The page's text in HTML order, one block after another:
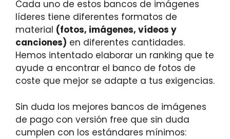
Cada uno de estos bancos de imágenes
líderes tiene diferentes formatos de
material (fotos, imágenes, vídeos y
canciones) en diferentes cantidades.
Hemos intentado elaborar un ranking que te
ayude a encontrar el banco de fotos de
coste que mejor se adapte a tus exigencias.
Sin duda los mejores bancos de imágenes
de pago con versión free que sin duda
cumplen con los estándares mínimos: